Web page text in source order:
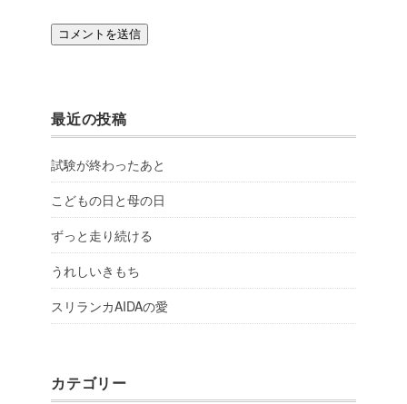
最近の投稿
試験が終わったあと
こどもの日と母の日
ずっと走り続ける
うれしいきもち
スリランカAIDAの愛
カテゴリー